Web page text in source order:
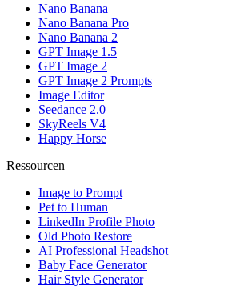
Nano Banana
Nano Banana Pro
Nano Banana 2
GPT Image 1.5
GPT Image 2
GPT Image 2 Prompts
Image Editor
Seedance 2.0
SkyReels V4
Happy Horse
Ressourcen
Image to Prompt
Pet to Human
LinkedIn Profile Photo
Old Photo Restore
AI Professional Headshot
Baby Face Generator
Hair Style Generator